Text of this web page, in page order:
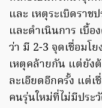
และ เหตุระเบิดราช
และดำเนินการ เบื้
ว่า มี 2-3 จุดเชื่อมโ
เหตุคล้ายกัน แต่ยัง
ละเอียดอีกครั้ง แต่
คนรุ่นใหม่ที่ไม่มีประ